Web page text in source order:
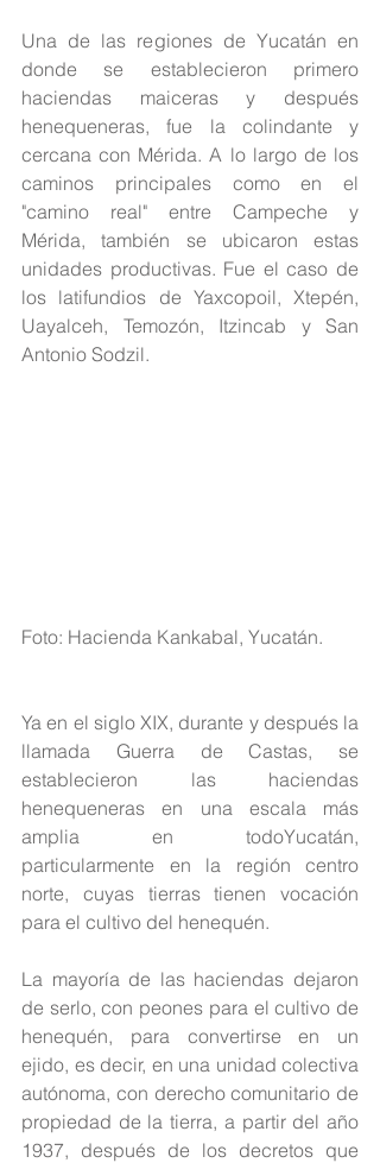
Una de las regiones de Yucatán en
donde se establecieron primero
haciendas maiceras y después
henequeneras, fue la colindante y
cercana con Mérida. A lo largo de los
caminos principales como en el
"camino real" entre Campeche y
Mérida, también se ubicaron estas
unidades productivas. Fue el caso de
los latifundios de Yaxcopoil, Xtepén,
Uayalceh, Temozón, Itzincab y San
Antonio Sodzil.
Foto: Hacienda Kankabal, Yucatán.
Ya en el siglo XIX, durante y después la
llamada Guerra de Castas, se
establecieron las haciendas
henequeneras en una escala más
amplia en todoYucatán,
particularmente en la región centro
norte, cuyas tierras tienen vocación
para el cultivo del henequén.
La mayoría de las haciendas dejaron
de serlo, con peones para el cultivo de
henequén, para convertirse en un
ejido, es decir, en una unidad colectiva
autónoma, con derecho comunitario de
propiedad de la tierra, a partir del año
1937, después de los decretos que